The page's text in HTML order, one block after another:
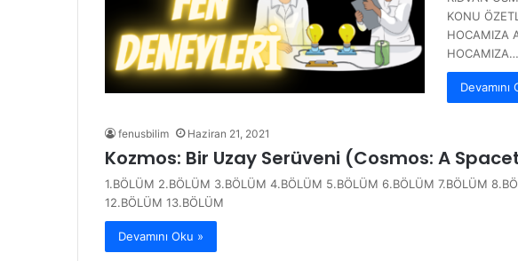
KONU
HOCAMIZA
HOCAMIZA…
Devamını
fenusbilim Haziran 21, 2021
Kozmos: Bir Uzay Serüveni (Cosmos: A
1.BÖLÜM 2.BÖLÜM 3.BÖLÜM 4.BÖLÜM 5.BÖLÜM 6.BÖLÜM 7.BÖLÜM
12.BÖLÜM 13.BÖLÜM
Devamını Oku »